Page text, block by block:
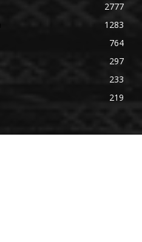
2777
1283
764
297
233
219